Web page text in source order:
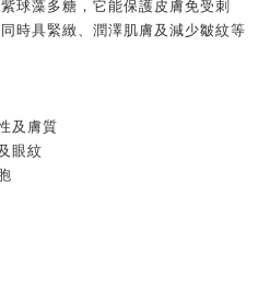
球藻多糖，它能保護皮膚免受刺
時具緊緻、潤澤肌膚及減少皺紋等
及膚質
眼紋